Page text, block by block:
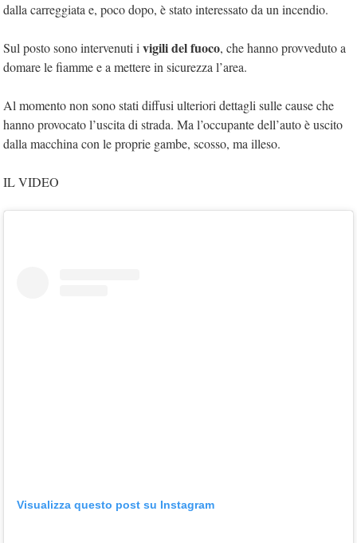
dalla carreggiata e, poco dopo, è stato interessato da un incendio.
Sul posto sono intervenuti ivigili del fuoco, che hanno provveduto a
domare le fiamme e a mettere in sicurezza l’area.
Al momento non sono stati diffusi ulteriori dettagli sulle cause che
hanno provocato l’uscita di strada. Ma l’occupante dell’auto è uscito
dalla macchina con le proprie gambe, scosso, ma illeso.
IL VIDEO
Visualizza questo post su Instagram